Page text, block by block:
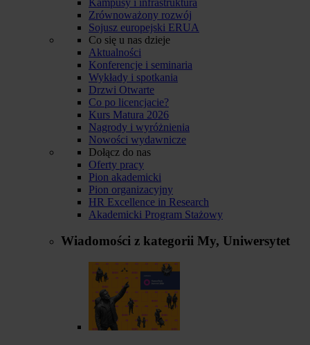
Zrównoważony rozwój
Sojusz europejski ERUA
Co się u nas dzieje
Aktualności
Konferencje i seminaria
Wykłady i spotkania
Drzwi Otwarte
Co po licencjacie?
Kurs Matura 2026
Nagrody i wyróżnienia
Nowości wydawnicze
Dołącz do nas
Oferty pracy
Pion akademicki
Pion organizacyjny
HR Excellence in Research
Akademicki Program Stażowy
Wiadomości z kategorii My, Uniwersytet